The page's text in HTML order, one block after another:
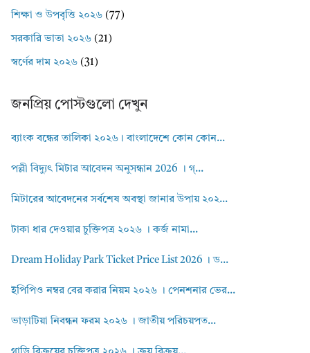
শিক্ষা ও উপবৃত্তি ২০২৬ (77)
সরকারি ভাতা ২০২৬ (21)
স্বর্ণের দাম ২০২৬ (31)
জনপ্রিয় পোস্টগুলো দেখুন
ব্যাংক বন্ধের তালিকা ২০২৬। বাংলাদেশে কোন কোন...
পল্লী বিদ্যুৎ মিটার আবেদন অনুসন্ধান 2026 । গ্...
মিটারের আবেদনের সর্বশেষ অবস্থা জানার উপায় ২০২...
টাকা ধার দেওয়ার চুক্তিপত্র ২০২৬ । কর্জ নামা...
Dream Holiday Park Ticket Price List 2026 । ড...
ইপিপিও নম্বর বের করার নিয়ম ২০২৬ । পেনশনার ভের...
ভাড়াটিয়া নিবন্ধন ফরম ২০২৬ । জাতীয় পরিচয়পত...